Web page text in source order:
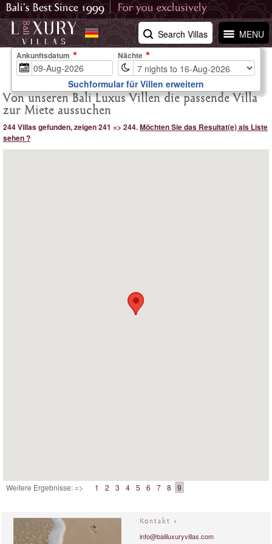
MENU
Search Villas
Von unseren Bali Luxus Villen die passende Villa
zur Miete aussuchen
244 Villas gefunden, zeigen 241 => 244.Möchten Sie das Resultat(e) als Liste
sehen ?
Weitere Ergebnisse: => 1 2 3 4 5 6 7 8 9
Kontakt »
info@baliluxuryvillas.com
Ankunftsdatum Nächte
Suchformular für Villen erweitern